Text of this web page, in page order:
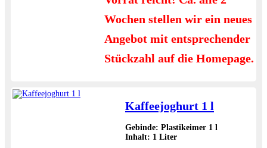
Wochen stellen wir ein neues
Angebot mit entsprechender
Stückzahl auf die Homepage.
Kaffeejoghurt 1 l
Gebinde: Plastikeimer 1 l
Inhalt: 1 Liter